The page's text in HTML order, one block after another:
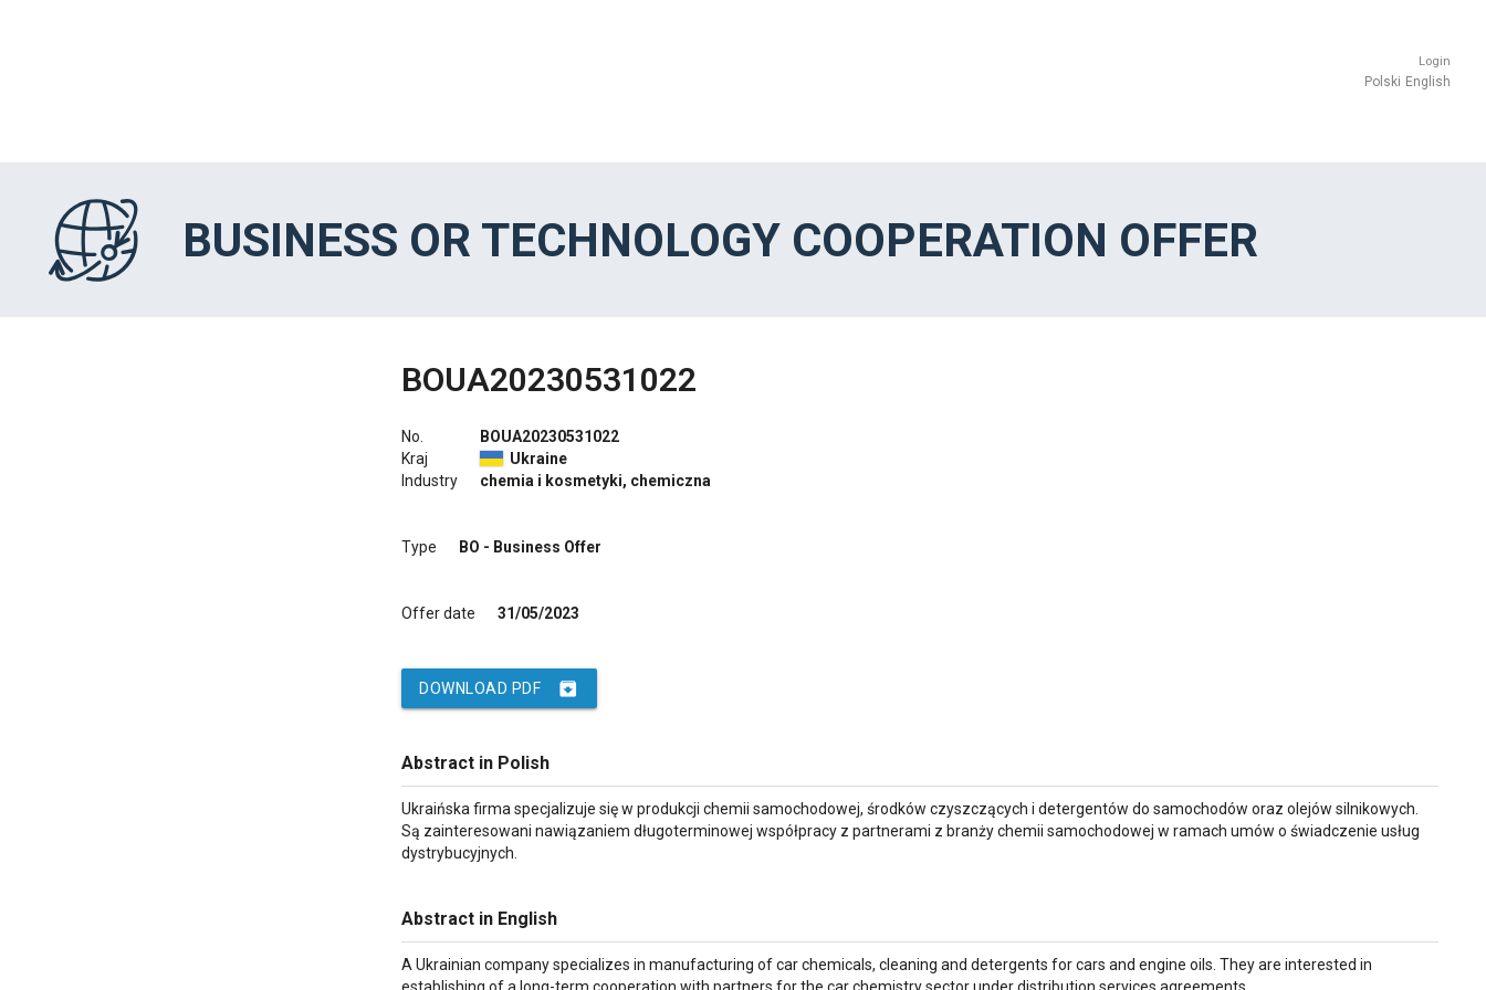
Login
Polski English
BUSINESS OR TECHNOLOGY COOPERATION OFFER
BOUA20230531022
No.
Kraj
Industry
BOUA20230531022
Ukraine
chemia i kosmetyki, chemiczna
Type BO - Business Offer
Offer date 31/05/2023
archive
DOWNLOAD PDF
Abstract in Polish
Ukraińska firma specjalizuje się w produkcji chemii samochodowej, środków czyszczących i detergentów do samochodów oraz olejów silnikowych.
Są zainteresowani nawiązaniem długoterminowej współpracy z partnerami z branży chemii samochodowej w ramach umów o świadczenie usług
dystrybucyjnych.
Abstract in English
A Ukrainian company specializes in manufacturing of car chemicals, cleaning and detergents for cars and engine oils. They are interested in